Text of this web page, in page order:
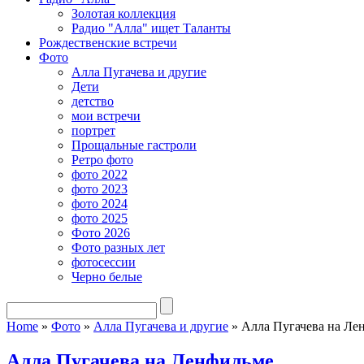
Золотая коллекция
Радио "Алла" ищет Таланты
Рождественские встречи
Фото
Алла Пугачева и другие
Дети
детство
мои встречи
портрет
Прощальные гастроли
Ретро фото
фото 2022
фото 2023
фото 2024
фото 2025
Фото 2026
Фото разных лет
фотосессии
Черно белые
Home » Фото » Алла Пугачева и другие » Алла Пугачева на